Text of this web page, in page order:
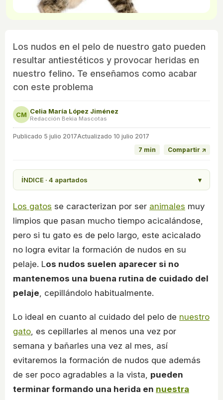
Los nudos en el pelo de nuestro gato pueden
resultar antiestéticos y provocar heridas en
nuestro felino. Te enseñamos como acabar
con este problema
CM Celia María López Jiménez
Redacción Bekia Mascotas
Publicado 5 julio 2017Actualizado 10 julio 2017
7 min
Compartir ↗
ÍNDICE · 4 apartados ▾
Los gatos se caracterizan por ser animales muy
limpios que pasan mucho tiempo acicalándose,
pero si tu gato es de pelo largo, este acicalado
no logra evitar la formación de nudos en su
pelaje. Los nudos suelen aparecer si no
mantenemos una buena rutina de cuidado del
pelaje, cepillándolo habitualmente.
Lo ideal en cuanto al cuidado del pelo de nuestro
gato, es cepillarles al menos una vez por
semana y bañarles una vez al mes, así
evitaremos la formación de nudos que además
de ser poco agradables a la vista, pueden
terminar formando una herida en nuestra